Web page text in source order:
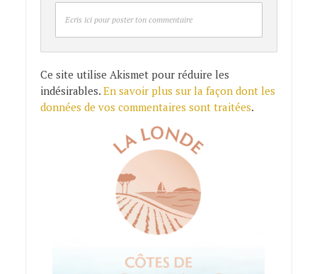
Ecris ici pour poster ton commentaire
Ce site utilise Akismet pour réduire les
indésirables. En savoir plus sur la façon dont les
données de vos commentaires sont traitées.